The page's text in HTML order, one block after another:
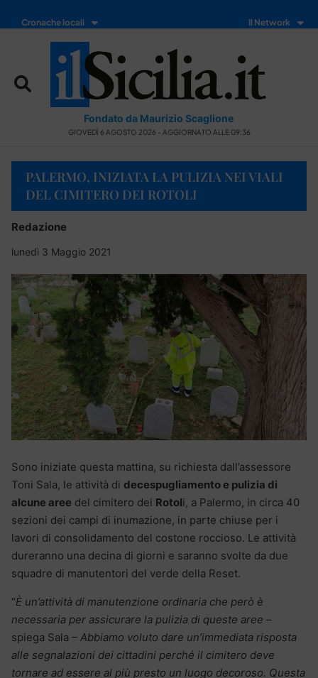
Cronache locali Il Network
Fondato da Maurizio Scaglione
GIOVEDÌ 6 AGOSTO 2026 - AGGIORNATO ALLE 09:36
PALERMO, INIZIATA LA PULIZIA NEI VIALI
DEL CIMITERO DEI ROTOLI
Redazione
lunedì 3 Maggio 2021
Sono iniziate questa mattina, su richiesta dall’assessore
Toni Sala, le attività di decespugliamento e pulizia di
alcune aree del cimitero dei Rotoli, a Palermo, in circa 40
sezioni dei campi di inumazione, in parte chiuse per i
lavori di consolidamento del costone roccioso. Le attività
dureranno una decina di giorni e saranno svolte da due
squadre di manutentori del verde della Reset.
“È un’attività di manutenzione ordinaria che però è
necessaria per assicurare la pulizia di queste aree –
spiega Sala – Abbiamo voluto dare un’immediata risposta
alle segnalazioni dei cittadini perché il cimitero deve
tornare ad essere al più presto un luogo decoroso. Questa